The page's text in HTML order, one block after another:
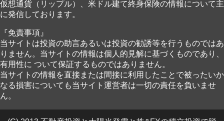
仮想通貨（リップル）、米ドル建て終身保険の情報について主
に発信しております。
『免責事項』
当サイトは投資の助言あるいは投資の勧誘等を行うものではあ
りません。当サイトの情報は個人的見解に基づくものであり、
有用性に ついて保証するものではありません。
当サイトの情報を直接または間接に利用したことで被ったいか
なる損害についても当サイト運営者は一切の責任を負いませ
ん。